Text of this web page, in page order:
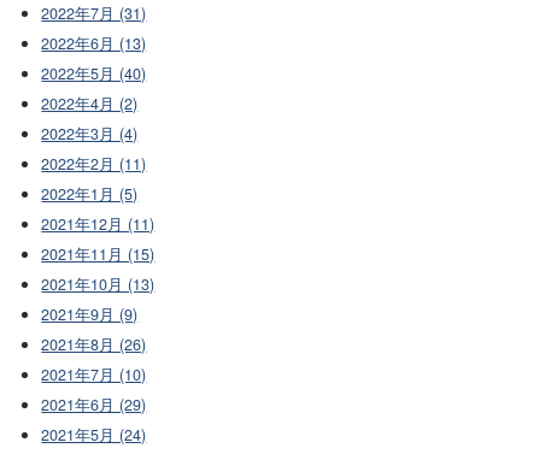
2022年7月 (31)
2022年6月 (13)
2022年5月 (40)
2022年4月 (2)
2022年3月 (4)
2022年2月 (11)
2022年1月 (5)
2021年12月 (11)
2021年11月 (15)
2021年10月 (13)
2021年9月 (9)
2021年8月 (26)
2021年7月 (10)
2021年6月 (29)
2021年5月 (24)